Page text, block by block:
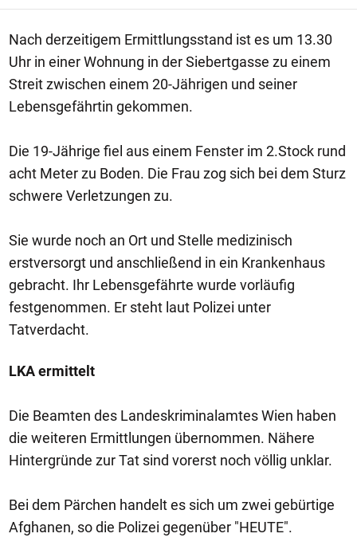
Nach derzeitigem Ermittlungsstand ist es um 13.30
Uhr in einer Wohnung in der Siebertgasse zu einem
Streit zwischen einem 20-Jährigen und seiner
Lebensgefährtin gekommen.
Die 19-Jährige fiel aus einem Fenster im 2.Stock rund
acht Meter zu Boden. Die Frau zog sich bei dem Sturz
schwere Verletzungen zu.
Sie wurde noch an Ort und Stelle medizinisch
erstversorgt und anschließend in ein Krankenhaus
gebracht. Ihr Lebensgefährte wurde vorläufig
festgenommen. Er steht laut Polizei unter
Tatverdacht.
LKA ermittelt
Die Beamten des Landeskriminalamtes Wien haben
die weiteren Ermittlungen übernommen. Nähere
Hintergründe zur Tat sind vorerst noch völlig unklar.
Bei dem Pärchen handelt es sich um zwei gebürtige
Afghanen, so die Polizei gegenüber "HEUTE".